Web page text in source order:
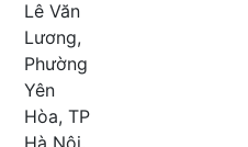
Lê Văn
Lương,
Phường
Yên
Hòa, TP
Hà Nội,